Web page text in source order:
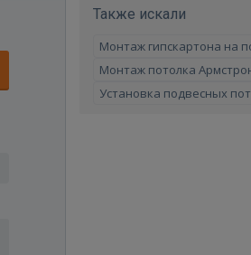
Также искали
Монтаж гипскартона на
Монтаж потолка
Установка подвесных